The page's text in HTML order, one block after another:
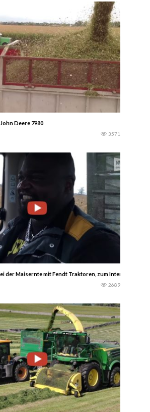
Deere 7980
3571
der Maisernte mit Fendt Traktoren, zum Internet-Star
2689